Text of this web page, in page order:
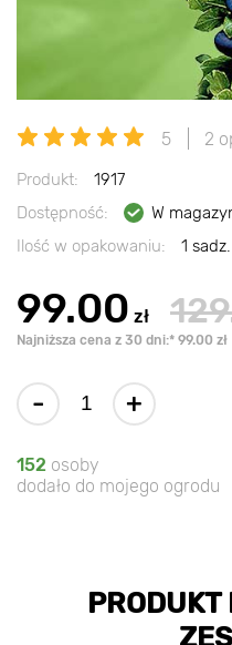
5 2
Produkt:
1917
Dostępność:
W
Ilość w opakowaniu:
1 sadz.
99.00 zł
Najniższa cena z 30 dni:* 99.00 zł
- +
152 osoby
dodało do mojego ogrodu
PRODUKT